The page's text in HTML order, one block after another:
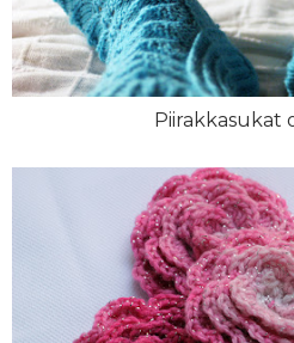
Piirakkasukat